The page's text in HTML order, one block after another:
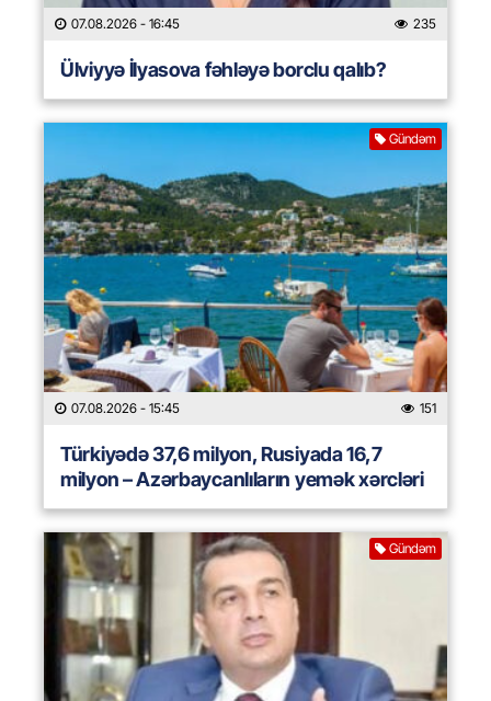
07.08.2026 - 16:45 235
Ülviyyə İlyasova fəhləyə borclu qalıb?
Gündəm
07.08.2026 - 15:45 151
Türkiyədə 37,6 milyon, Rusiyada 16,7
milyon – Azərbaycanlıların yemək xərcləri
Gündəm